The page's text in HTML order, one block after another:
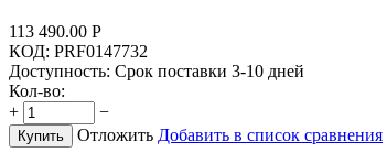
113 490.00 Р
КОД: PRF0147732
Доступность: Срок поставки 3-10 дней
Кол-во:
+
−
Купить Отложить Добавить в список сравнения